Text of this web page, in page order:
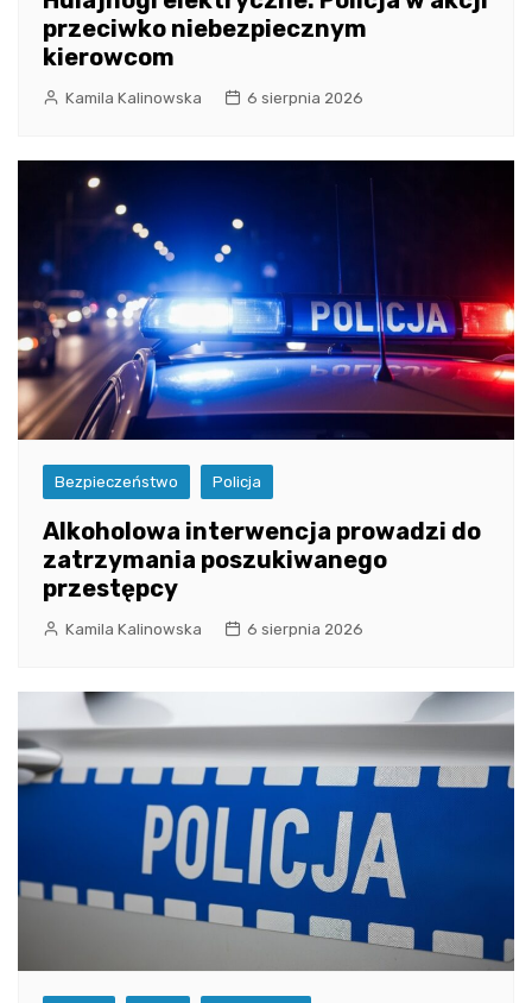
przeciwko niebezpiecznym
kierowcom
Kamila Kalinowska 6 sierpnia 2026
Bezpieczeństwo Policja
Alkoholowa interwencja prowadzi do
zatrzymania poszukiwanego
przestępcy
Kamila Kalinowska 6 sierpnia 2026